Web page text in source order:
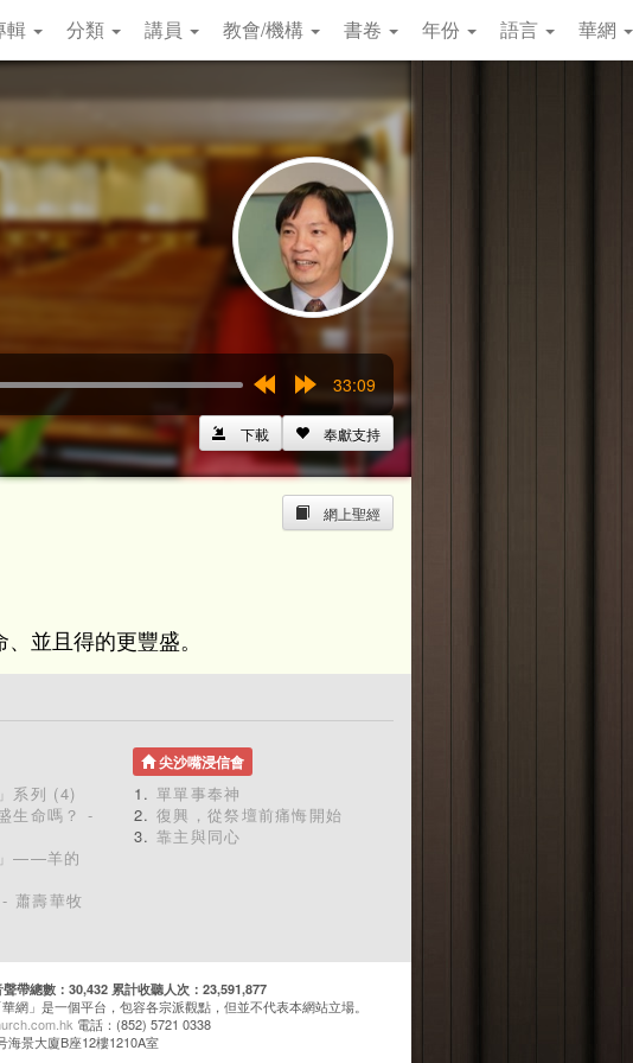
輯 分類 講員 教會/機構 書卷 年份 語言 華網
Rewind
15s
Forward
15s
33:09
奉獻支持
下載
網上聖經
並且得的更豐盛。
系列 (4)
生命嗎？ -
——羊的
蕭壽華牧
尖沙嘴浸信會
單單事奉神
復興，從祭壇前痛悔開始
靠主與同心
帶總數：30,432 累計收聽人次：23,591,877
」是一個平台，包容各宗派觀點，但並不代表本網站立場。
電話：(852) 5721 0338
海景大廈B座12樓1210A室